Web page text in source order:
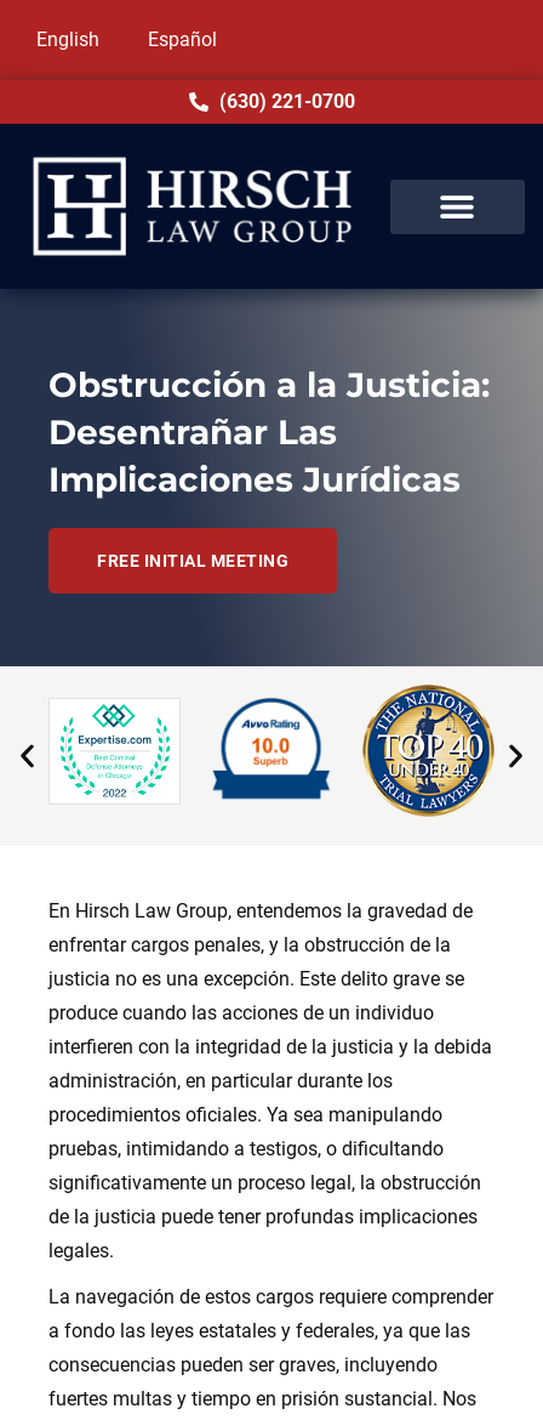
English Español
(630) 221-0700
Obstrucción a la Justicia:
Desentrañar Las
Implicaciones Jurídicas
FREE INITIAL MEETING
En Hirsch Law Group, entendemos la gravedad de
enfrentar cargos penales, y la obstrucción de la
justicia no es una excepción. Este delito grave se
produce cuando las acciones de un individuo
interfieren con la integridad de la justicia y la debida
administración, en particular durante los
procedimientos oficiales. Ya sea manipulando
pruebas, intimidando a testigos, o dificultando
significativamente un proceso legal, la obstrucción
de la justicia puede tener profundas implicaciones
legales.
La navegación de estos cargos requiere comprender
a fondo las leyes estatales y federales, ya que las
consecuencias pueden ser graves, incluyendo
fuertes multas y tiempo en prisión sustancial. Nos